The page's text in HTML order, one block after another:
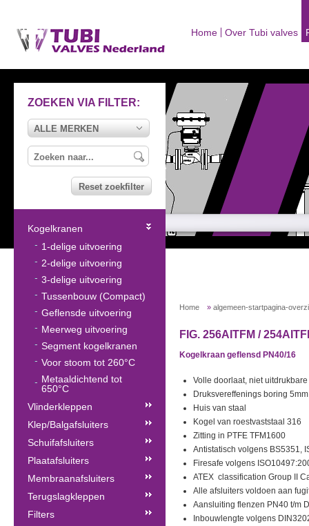
Home Over Tubi valves
Home » algemeen-startpagina-
FIG. 256AITFM /
Kogelkraan geflensd PN40/16
Volle doorlaat, niet
Druksvereffenings boring 5mm
Huis van staal
Kogel van roestvaststaal 316
Zitting in PTFE TFM1600
Antistatisch volgens BS5351,
Firesafe volgens
ATEX classification Group II
Alle afsluiters voldoen aan
Aansluiting flenzen PN40 t/m
Inbouwlengte volgens
ZOEKEN VIA FILTER:
ALLE MERKEN
Reset zoekfilter
Kogelkranen
1-delige uitvoering
2-delige uitvoering
3-delige uitvoering
Tussenbouw (Compact)
Geflensde uitvoering
Meerweg uitvoering
Segment kogelkranen
Voor stoom tot 260°C
Metaaldichtend tot
650°C
Vlinderkleppen
Klep/Balgafsluiters
Schuifafsluiters
Plaatafsluiters
Membraanafsluiters
Terugslagkleppen
Filters